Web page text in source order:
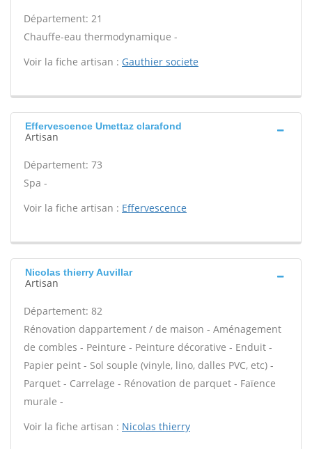
Département: 21
Chauffe-eau thermodynamique -
Voir la fiche artisan : Gauthier societe
Effervescence Umettaz clarafond
Artisan
Département: 73
Spa -
Voir la fiche artisan : Effervescence
Nicolas thierry Auvillar
Artisan
Département: 82
Rénovation dappartement / de maison - Aménagement
de combles - Peinture - Peinture décorative - Enduit -
Papier peint - Sol souple (vinyle, lino, dalles PVC, etc) -
Parquet - Carrelage - Rénovation de parquet - Faïence
murale -
Voir la fiche artisan : Nicolas thierry